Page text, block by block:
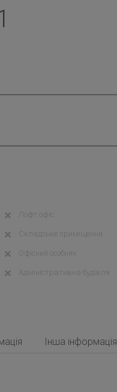
Лофт офіс
Складське приміщення
Офісний особняк
Адміністративна будівля
Інша інформація